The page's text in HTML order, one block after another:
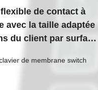
de contact à
avec la taille adaptée
du client par surface
de membrane switch